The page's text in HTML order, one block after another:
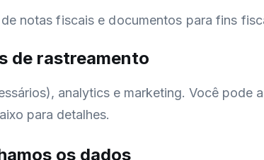
notas fiscais e documentos para fins
de rastreamento
analytics e marketing. Você
para detalhes.
os dados